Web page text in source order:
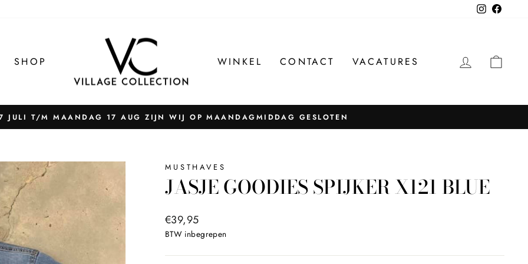
Instagram
SHOP WINKEL CONTACT VACATURES
Pauzeer
JULI T/M MAANDAG 17 AUG ZIJN WIJ OP MAANDAGMIDDAG GESLOTEN
MUSTHAVES
JASJE GOODIES SPIJKER X121 BLUE
Normale
prijs
€39,95
BTW inbegrepen